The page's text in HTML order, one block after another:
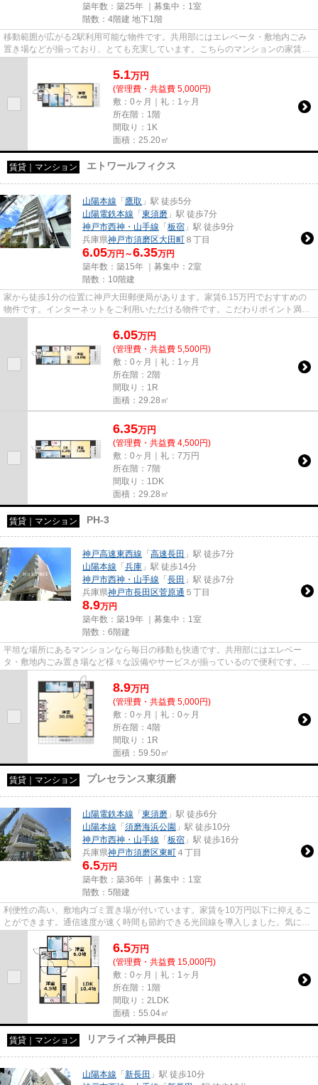
築年数：築25年 ｜募集中： 1室
階数：4階建 地下1階
移動範囲が広がる2駅利用可能な物件です。共用部にはエレベータ・敷地内ごみ
置き場などが揃っており、とても充実しています。こちらのマンションの家賃は
5.1万円
(管理費・共益費 5,000円)
敷：0ヶ月｜礼：1ヶ月
所在階：1階
間取り：1K
面積：25.20㎡
賃貸｜マンション エトワールフィクス
山陽本線 「 鷹取 」駅 徒歩5分
山陽電鉄本線 「 東須磨 」駅 徒歩7分
神戸市西神・山手線 「 板宿 」駅 徒歩9分
兵庫県神戸市須磨区大田町 ８丁目
6.05万円～6.35万円
築年数：築15年 ｜募集中： 2室
階数：10階建
家から徒歩1分の位置に神戸大田郵便局があります。家賃6.15万円でおすすめの
物件です。インターネットをご利用いただける物件です。こだわりポイント満載
6.05万円
(管理費・共益費 5,500円)
敷：0ヶ月｜礼：1ヶ月
所在階：2階
間取り：1R
面積：29.28㎡
6.35万円
(管理費・共益費 4,500円)
敷：0ヶ月｜礼：7万円
所在階：7階
間取り：1DK
面積：29.28㎡
賃貸｜マンション PH-3
神戸高速東西線 「 高速長田 」駅 徒歩7分
山陽本線 「 兵庫 」駅 徒歩14分
神戸市西神・山手線 「 長田 」駅 徒歩7分
兵庫県神戸市長田区菅原通 ５丁目
8.9万円
築年数：築19年 ｜募集中： 1室
階数：6階建
平坦な場所にあるマンションなら毎日の移動も快適です。共用部にはエレベー
タ・敷地内ごみ置き場など様々な設備やサービスが揃っているので便利です。賃
料が月8.9万円の物件です。お仕...
8.9万円
(管理費・共益費 5,000円)
敷：0ヶ月｜礼：0ヶ月
所在階：4階
間取り：1R
面積：59.50㎡
賃貸｜マンション プレセランス東須磨
山陽電鉄本線 「 東須磨 」駅 徒歩6分
山陽本線 「 須磨海浜公園 」駅 徒歩10分
神戸市西神・山手線 「 板宿 」駅 徒歩16分
兵庫県神戸市須磨区東町 ４丁目
6.5万円
築年数：築36年 ｜募集中： 1室
階数：5階建
利便性の高い、敷地内ゴミ置き場が付いています。家賃を10万円以下に抑えるこ
とができます。通信速度が速く時間も節約できる光回線を導入しました。気にな
るイチオシ物件情報：「プレ...
6.5万円
(管理費・共益費 15,000円)
敷：0ヶ月｜礼：1ヶ月
所在階：1階
間取り：2LDK
面積：55.04㎡
賃貸｜マンション リアライズ神戸長田
山陽本線 「 新長田 」駅 徒歩10分